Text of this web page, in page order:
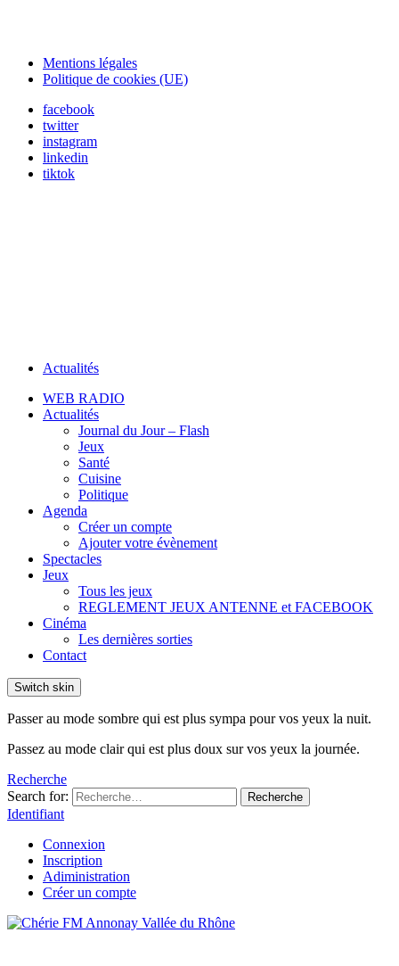
Mentions légales
Politique de cookies (UE)
facebook
twitter
instagram
linkedin
tiktok
Actualités
WEB RADIO
Actualités
Journal du Jour – Flash
Jeux
Santé
Cuisine
Politique
Agenda
Créer un compte
Ajouter votre évènement
Spectacles
Jeux
Tous les jeux
REGLEMENT JEUX ANTENNE et FACEBOOK
Cinéma
Les dernières sorties
Contact
Switch skin
Passer au mode sombre qui est plus sympa pour vos yeux la nuit.
Passez au mode clair qui est plus doux sur vos yeux la journée.
Recherche
Search for:
Recherche
Identifiant
Connexion
Inscription
Adiministration
Créer un compte